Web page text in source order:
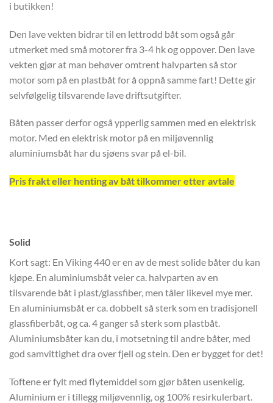
i butikken!
Den lave vekten bidrar til en lettrodd båt som også går
utmerket med små motorer fra 3-4 hk og oppover. Den lave
vekten gjør at man behøver omtrent halvparten så stor
motor som på en plastbåt for å oppnå samme fart! Dette gir
selvfølgelig tilsvarende lave driftsutgifter.
Båten passer derfor også ypperlig sammen med en elektrisk
motor. Med en elektrisk motor på en miljøvennlig
aluminiumsbåt har du sjøens svar på el-bil.
Pris frakt eller henting av båt tilkommer etter avtale
Solid
Kort sagt: En Viking 440 er en av de mest solide båter du kan
kjøpe. En aluminiumsbåt veier ca. halvparten av en
tilsvarende båt i plast/glassfiber, men tåler likevel mye mer.
En aluminiumsbåt er ca. dobbelt så sterk som en tradisjonell
glassfiberbåt, og ca. 4 ganger så sterk som plastbåt.
Aluminiumsbåter kan du, i motsetning til andre båter, med
god samvittighet dra over fjell og stein. Den er bygget for det!
Toftene er fylt med flytemiddel som gjør båten usenkelig.
Aluminium er i tillegg miljøvennlig, og 100% resirkulerbart.